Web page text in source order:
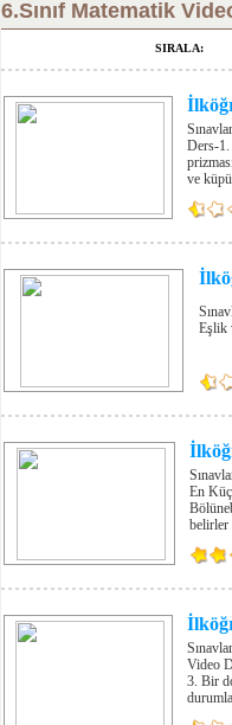
6.Sınıf Matematik
SIRALA:
Ders-1.
ve
Eşlik
En
belirler
Video
3. Bir